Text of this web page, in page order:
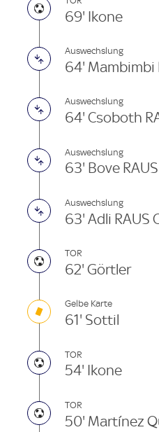
69' Ikone
Auswechslung
64' Mambimbi
Auswechslung
64' Csoboth
Auswechslung
63' Bove
Auswechslung
63' Adli RAUS
TOR
62' Görtler
Gelbe Karte
61' Sottil
TOR
54' Ikone
TOR
50' Martínez